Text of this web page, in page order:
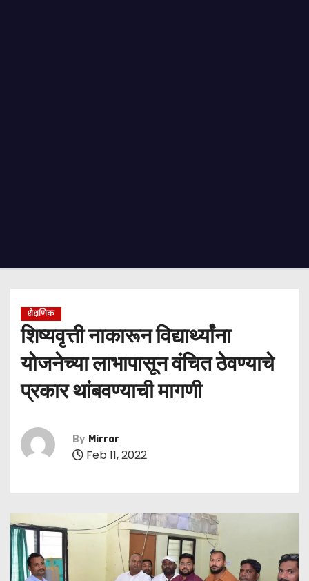
शैक्षणिक
शिष्यवृत्ती नाकारून विद्यार्थ्यांना
योजनेच्या लाभापासून वंचित ठेवण्याचे
प्रकार थांबवण्याची मागणी
By Mirror
Feb 11, 2022